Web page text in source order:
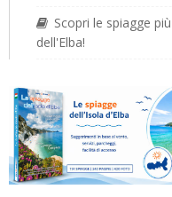
Scopri le spiagge
dell'Elba!